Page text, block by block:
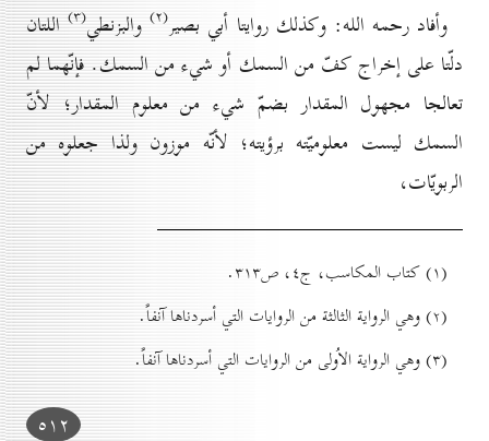
وأفاد رحمه الله: وكذلك روايتا أبي بصير(۲) والبزنطي(۳) اللتان
دلّتا على إخراج كفّ من السمك أو شيء من السمك. فإنّهما لم
تعالجا مجهول المقدار بضمّ شيء من معلوم المقدار؛ لأنّ
السمك ليست معلوميّته برؤيته؛ لأنّه موزون ولذا جعلوه من
الربويّات،
(۱) کتاب المكاسب، ج٤، ص۳۱۳.
(۲) وهي الرواية الثالثة من الروايات التي أسردناها آنفاً.
(۳) وهي الرواية الاُولى من الروايات التي أسردناها آنفاً.
٥۱۲